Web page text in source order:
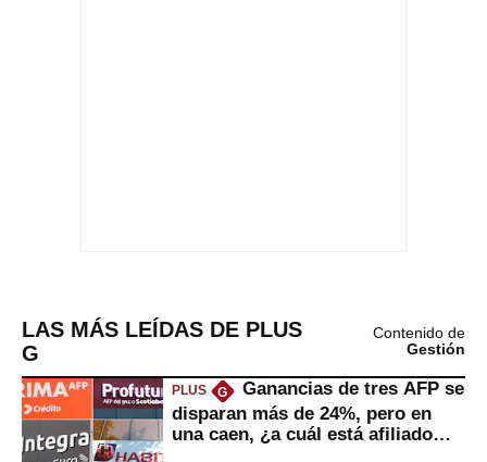
LAS MÁS LEÍDAS DE PLUS
G
Contenido de
Gestión
PLUS G
Ganancias de tres AFP se
disparan más de 24%, pero en
una caen, ¿a cuál está afiliado